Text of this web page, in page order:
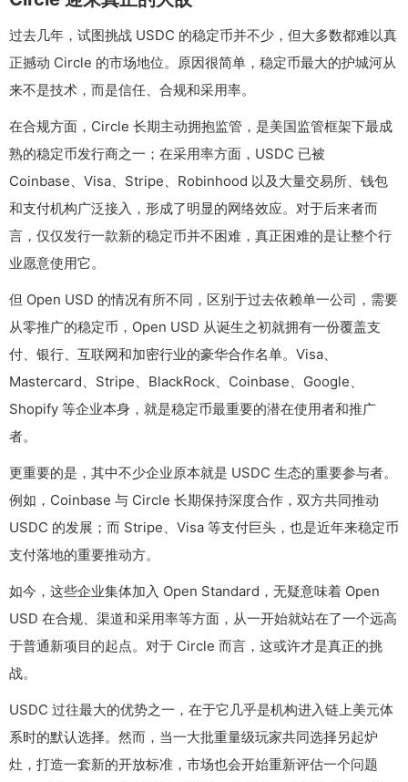
过去几年，试图挑战 USDC 的稳定币并不少，但大多数都难以真
正撼动 Circle 的市场地位。原因很简单，稳定币最大的护城河从
来不是技术，而是信任、合规和采用率。
在合规方面，Circle 长期主动拥抱监管，是美国监管框架下最成
熟的稳定币发行商之一；在采用率方面，USDC 已被
Coinbase、Visa、Stripe、Robinhood 以及大量交易所、钱包
和支付机构广泛接入，形成了明显的网络效应。对于后来者而
言，仅仅发行一款新的稳定币并不困难，真正困难的是让整个行
业愿意使用它。
但 Open USD 的情况有所不同，区别于过去依赖单一公司，需要
从零推广的稳定币，Open USD 从诞生之初就拥有一份覆盖支
付、银行、互联网和加密行业的豪华合作名单。Visa、
Mastercard、Stripe、BlackRock、Coinbase、Google、
Shopify 等企业本身，就是稳定币最重要的潜在使用者和推广
者。
更重要的是，其中不少企业原本就是 USDC 生态的重要参与者。
例如，Coinbase 与 Circle 长期保持深度合作，双方共同推动
USDC 的发展；而 Stripe、Visa 等支付巨头，也是近年来稳定币
支付落地的重要推动方。
如今，这些企业集体加入 Open Standard，无疑意味着 Open
USD 在合规、渠道和采用率等方面，从一开始就站在了一个远高
于普通新项目的起点。对于 Circle 而言，这或许才是真正的挑
战。
USDC 过往最大的优势之一，在于它几乎是机构进入链上美元体
系时的默认选择。然而，当一大批重量级玩家共同选择另起炉
灶，打造一套新的开放标准，市场也会开始重新评估一个问题